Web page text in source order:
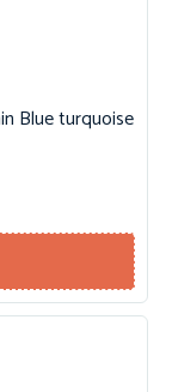
Blue turquoise